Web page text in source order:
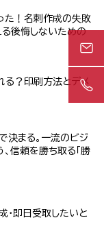
た！名刺作成の失敗
後悔しないための
る？印刷方法とデメ
決まる。一流のビジ
信頼を勝ち取る「勝
・即日受取したいと